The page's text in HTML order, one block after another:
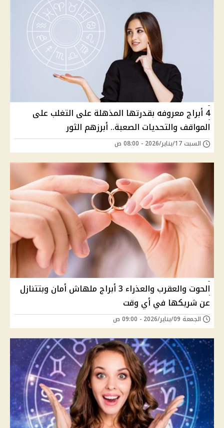
4 أبراج معروفه بقدرتها المذهلة على التغلب على
المواقف والتحديات الصعبة.. أبرزهم الثور
السبت 17/يناير/2026 - 08:00 ص
الحوت والعقرب والعذراء 3 أبراج ملهاش أمان وبتتنازل
عن شريكها في أي وقت
الجمعة 09/يناير/2026 - 09:00 ص